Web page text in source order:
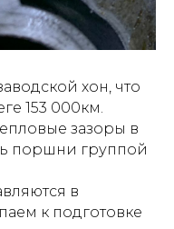
хон, что
153 000км.
зазоры в
поршни группой
в
к подготовке